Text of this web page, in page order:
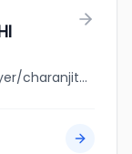
jobbank.gc.ca/browsejobs/employer/charanjit+singh+hothi/ca